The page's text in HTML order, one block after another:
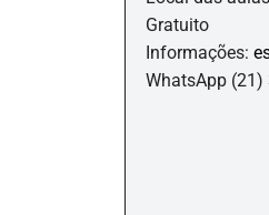
Gratuito
Informações:
WhatsApp (21)